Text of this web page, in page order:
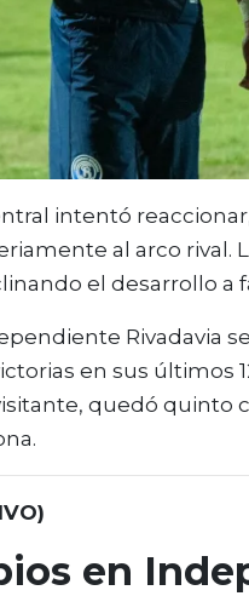
intentó
al arco rival.
el desarrollo a
Rivadavia
en sus últimos
quedó quinto
en